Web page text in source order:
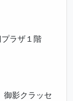
ラザ１階
影クラッセ